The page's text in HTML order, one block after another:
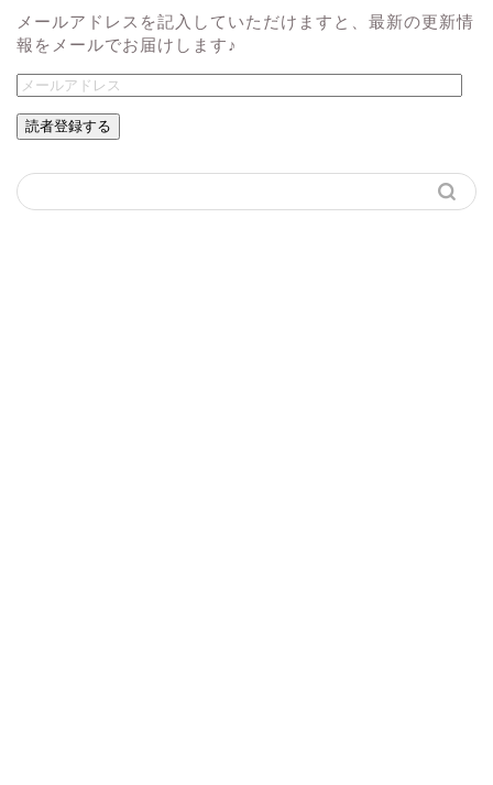
メールアドレスを記入していただけますと、最新の更新情
報をメールでお届けします♪
読者登録する